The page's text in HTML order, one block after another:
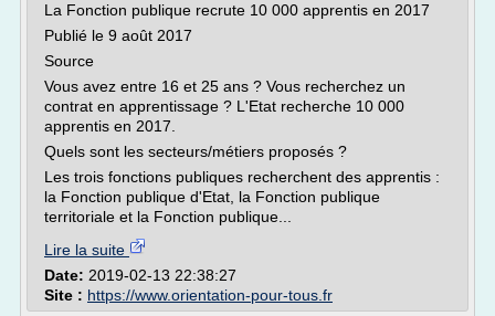
La Fonction publique recrute 10 000 apprentis en 2017
Publié le 9 août 2017
Source
Vous avez entre 16 et 25 ans ? Vous recherchez un
contrat en apprentissage ? L'Etat recherche 10 000
apprentis en 2017.
Quels sont les secteurs/métiers proposés ?
Les trois fonctions publiques recherchent des apprentis :
la Fonction publique d'Etat, la Fonction publique
territoriale et la Fonction publique...
Lire la suite
Date: 2019-02-13 22:38:27
Site : https://www.orientation-pour-tous.fr